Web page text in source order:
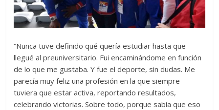
“Nunca tuve definido qué quería estudiar hasta que
llegué al preuniversitario. Fui encaminándome en función
de lo que me gustaba. Y fue el deporte, sin dudas. Me
parecía muy feliz una profesión en la que siempre
tuviera que estar activa, reportando resultados,
celebrando victorias. Sobre todo, porque sabía que eso